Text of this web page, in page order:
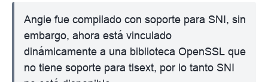
Angie fue compilado con soporte para SNI, sin
embargo, ahora está vinculado
dinámicamente a una biblioteca OpenSSL que
no tiene soporte para tlsext, por lo tanto SNI